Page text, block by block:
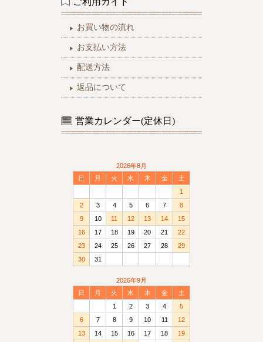
お買い物の流れ
お支払い方法
配送方法
返品について
営業カレンダー(定休日)
2026年8月
日
月 火 水 木 金
土
1
2
3 4 5 6 7
8
9
10 11 12 13 14
15
16
17 18 19 20 21
22
23
24 25 26 27 28
29
30
31
2026年9月
日
月 火 水 木 金
土
1
2 3 4
5
6
7 8 9 10 11
12
13
14 15 16 17 18
19